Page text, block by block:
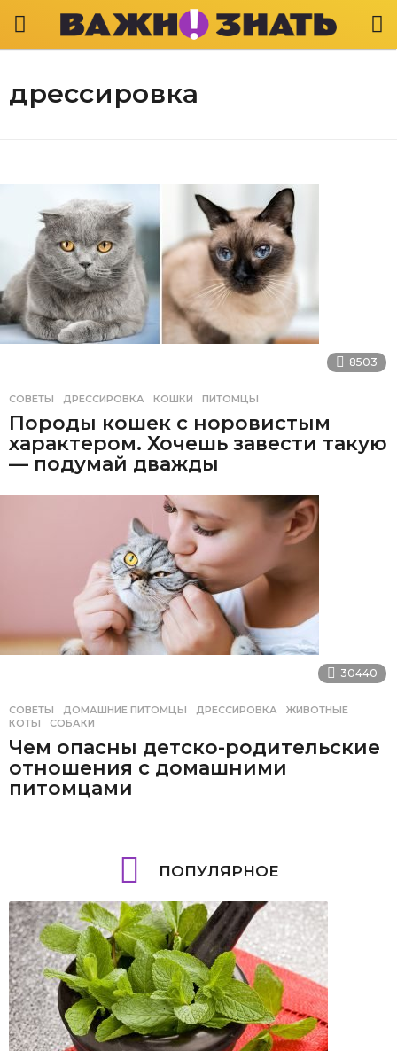
дрессировка
8503
СОВЕТЫ ДРЕССИРОВКА ,КОШКИ ,ПИТОМЦЫ
Породы кошек с норовистым
характером. Хочешь завести такую
— подумай дважды
30440
СОВЕТЫ ДОМАШНИЕ ПИТОМЦЫ ,ДРЕССИРОВКА ,ЖИВОТНЫЕ
КОТЫ
,СОБАКИ
Чем опасны детско-родительские
отношения с домашними
питомцами
ПОПУЛЯРНОЕ